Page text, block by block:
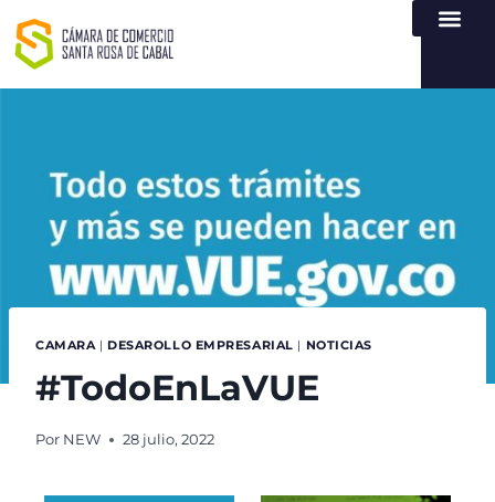
CAMARA| DESAROLLO EMPRESARIAL | NOTICIAS
#TodoEnLaVUE
Por NEW 28 julio, 2022